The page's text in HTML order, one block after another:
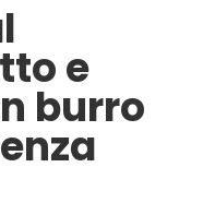
e
burro